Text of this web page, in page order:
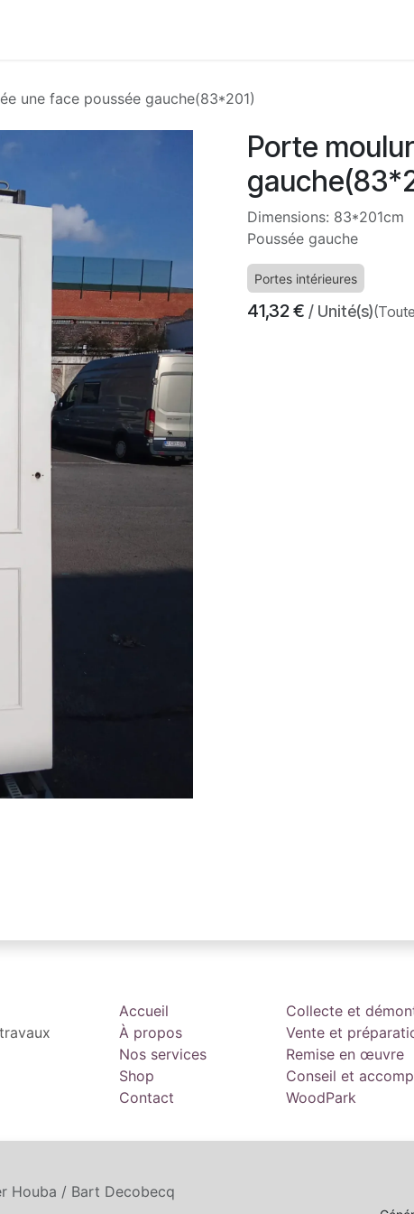
une face poussée gauche(83*201)
Porte
Dimensions: 83*201cm
Poussée gauche
Portes intérieures
41,32€ / Unité(s)
Accueil
À propos
Nos services
Shop
Contact
Collecte et
Vente et
Remise en œuvre
Conseil et
WoodPark
Houba / Bart Decobecq